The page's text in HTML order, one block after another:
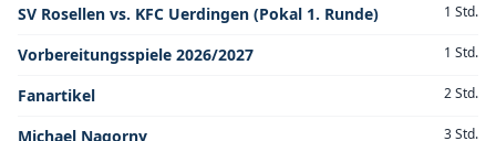
SV Rosellen vs. KFC Uerdingen (Pokal 1. Runde) 1 Std.
Vorbereitungsspiele 2026/2027 1 Std.
Fanartikel 2 Std.
Michael Nagorny 3 Std.